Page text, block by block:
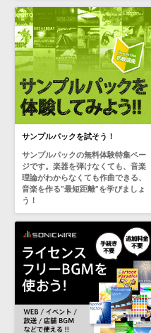
サンプルパックを試そう！
サンプルパックの無料体験特集ペー
ジです。楽器を弾けなくても、音楽
理論がわからなくても作曲できる、
音楽を作る“最短距離”を学びましょ
う！